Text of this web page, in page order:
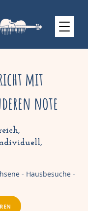
mit
note
- Hausbesuche -